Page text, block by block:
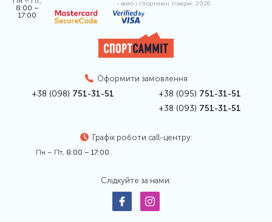
8:00 –
17:00
- вело і спортивні товари, 2026
Оформити замовлення
+38 (098) 751-31-51 +38 (095) 751-31-51
+38 (093) 751-31-51
Графік роботи call-центру:
Пн – Пт, 8:00 – 17:00
Слідкуйте за нами: